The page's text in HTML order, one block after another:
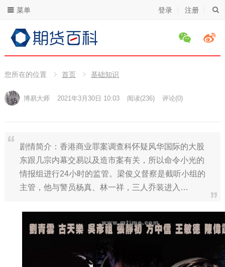
登录 注册
菜单
您所在的位置 首页 基础知识
博易大师 2021年3月30日 10:03 阅读(236) 评论(0)
剧情简介：香港商业罪案调查科怀疑风华国际的大股
东跟几宗内幕交易以及造市案有关，所以命令小光的
情报组进行24小时的监管。梁俊义督察是截听小组的
主管，他与警员杨真、林一祥，三人乔装进入…